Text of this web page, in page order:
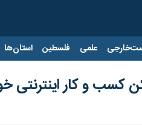
علمی فلسطین استان‌ها
کسب و کار اینترنتی